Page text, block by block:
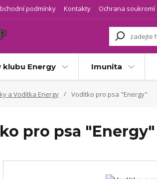
podmínky Kontakty Ochrana soukromí
klubu Energy Imunita
a Vodítka Energy Vodítko pro psa "Energy"
pro psa "Energy"